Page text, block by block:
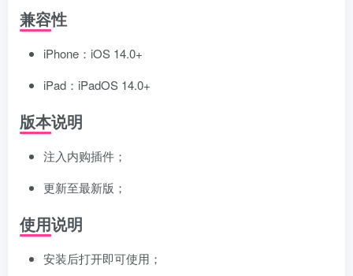
兼容性
iPhone：iOS 14.0+
iPad：iPadOS 14.0+
版本说明
注入内购插件；
更新至最新版；
使用说明
安装后打开即可使用；